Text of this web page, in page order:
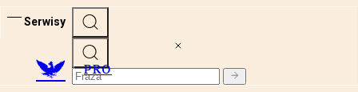
Serwisy
PRO